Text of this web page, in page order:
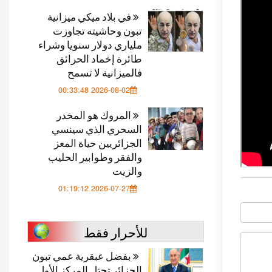
في بلاد ميكي ميزانية
تبون وحاشيته تجاوزت
ملياري دولار سنويا وشراء
طائرة إخماد الحرائق
فالميزانية لا تسمح
2026-08-02 00:33:48
المروك هو المخدر
السحري الذي سينسي
الجزائريين حياة المعز
والفقر وطوابير الحليب
والزيت
2026-07-27 01:19:12
للأحرار فقط
بفضل عبقرية عمي تبون